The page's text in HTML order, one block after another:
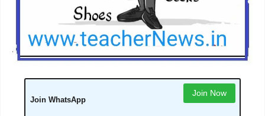
Join WhatsApp
Join Now